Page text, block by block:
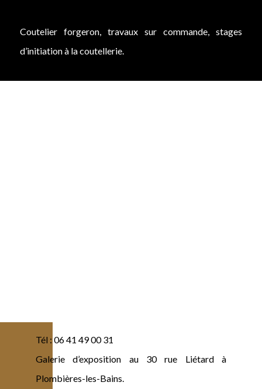
Coutelier forgeron, travaux sur commande, stages
d’initiation à la coutellerie.
Tél : 06 41 49 00 31
Galerie d’exposition au 30 rue Liétard à
Plombières-les-Bains.